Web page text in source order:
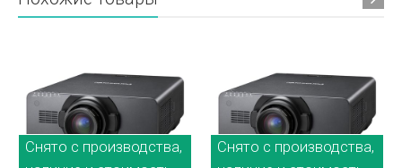
Снято с производства,
Снято с производства,